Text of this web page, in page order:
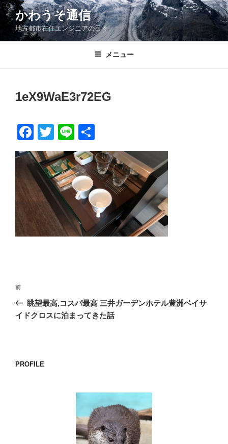
コ
ン
ン
かわうそ通信
地方都市在住エンジニアの日々
メニュー
1eX9WaE3r72EG
F
a
c
e
b
o
o
T
wi
tt
er
Li
n
e
有
投
ナ
シ
前
の
投
前
眺望最高,コスパ最高 三井ガーデンホテル豊洲ベイサ
イドクロスに泊まってきた話
PROFILE